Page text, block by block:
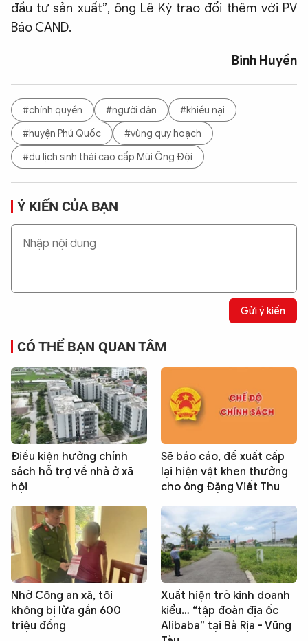
đầu tư sản xuất”, ông Lê Kỳ trao đổi thêm với PV
Báo CAND.
Binh Huyền
#chính quyền #người dân
#khiếu nại
#huyện Phú Quốc
#vùng quy hoạch
#du lịch sinh thái cao cấp Mũi Ông Đội
Ý KIẾN CỦA BẠN
Gửi ý kiến
CÓ THỂ BẠN QUAN TÂM
Điều kiện hưởng chính
sách hỗ trợ về nhà ở xã
hội
Sẽ báo cáo, đề xuất cấp
lại hiện vật khen thưởng
cho ông Đặng Viết Thu
Nhờ Công an xã, tôi
không bị lừa gần 600
triệu đồng
Xuất hiện trò kinh doanh
kiểu… “tập đoàn địa ốc
Alibaba” tại Bà Rịa - Vũng